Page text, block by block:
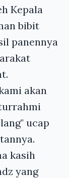
Kepala
bibit
panennya
akan
ucap
kasih
yang